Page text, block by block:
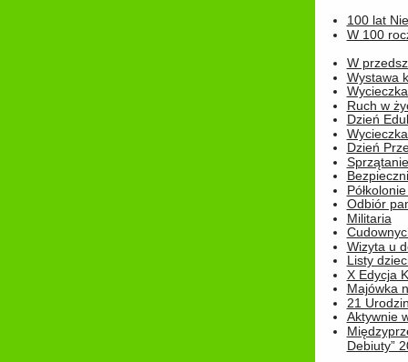
100 lat
W 100
W
Wystawa
Ruch w
Dzień
Dzień
Odbiór
Militaria
Wizyta u
Listy
X Edycja
Majówka
21
Aktywnie
Debiuty”